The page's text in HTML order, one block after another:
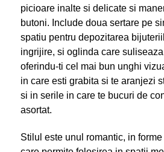
picioare inalte si delicate si
butoni. Include doua sertare pe
spatiu pentru depozitarea
ingrijire, si oglinda care
oferindu-ti cel mai bun unghi
in care esti grabita si te aranjezi
si in serile in care te bucuri de
asortat.
Stilul este unul romantic, in